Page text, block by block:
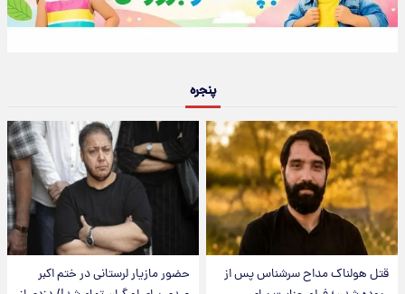
پنجره
قتل هولناک مداح سرشناس پس از
حضور مازیار لرستانی در ختم اکبر